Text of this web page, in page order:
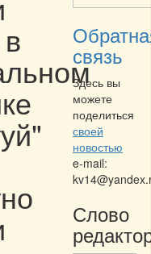
связь
Здесь вы
можете
поделиться
своей
новостью
e-mail:
Слово